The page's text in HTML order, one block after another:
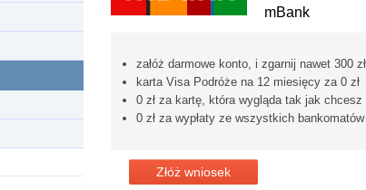
mBank
załóż darmowe konto, i zgarnij nawet 300
karta Visa Podróże na 12 miesięcy za 0 zł
0 zł za kartę, która wygląda tak jak chcesz
0 zł za wypłaty ze wszystkich
Złóż wniosek